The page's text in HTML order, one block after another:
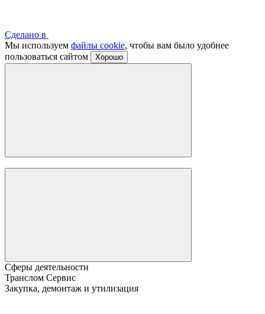
Сделано в
Мы используем файлы cookie, чтобы вам было удобнее
пользоваться сайтом
Хорошо
Сферы деятельности
Транслом Сервис
Закупка, демонтаж и утилизация